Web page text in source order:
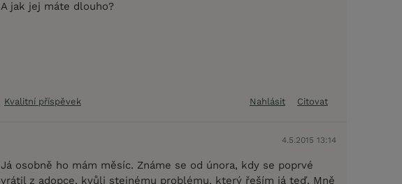
A jak jej máte dlouho?
Kvalitní příspěvek Nahlásit Citovat
4.5.2015 13:14
Já osobně ho mám měsíc. Známe se od února, kdy se poprvé
vrátil z adopce, kvůli stejnému problému, který řeším já teď. Mně